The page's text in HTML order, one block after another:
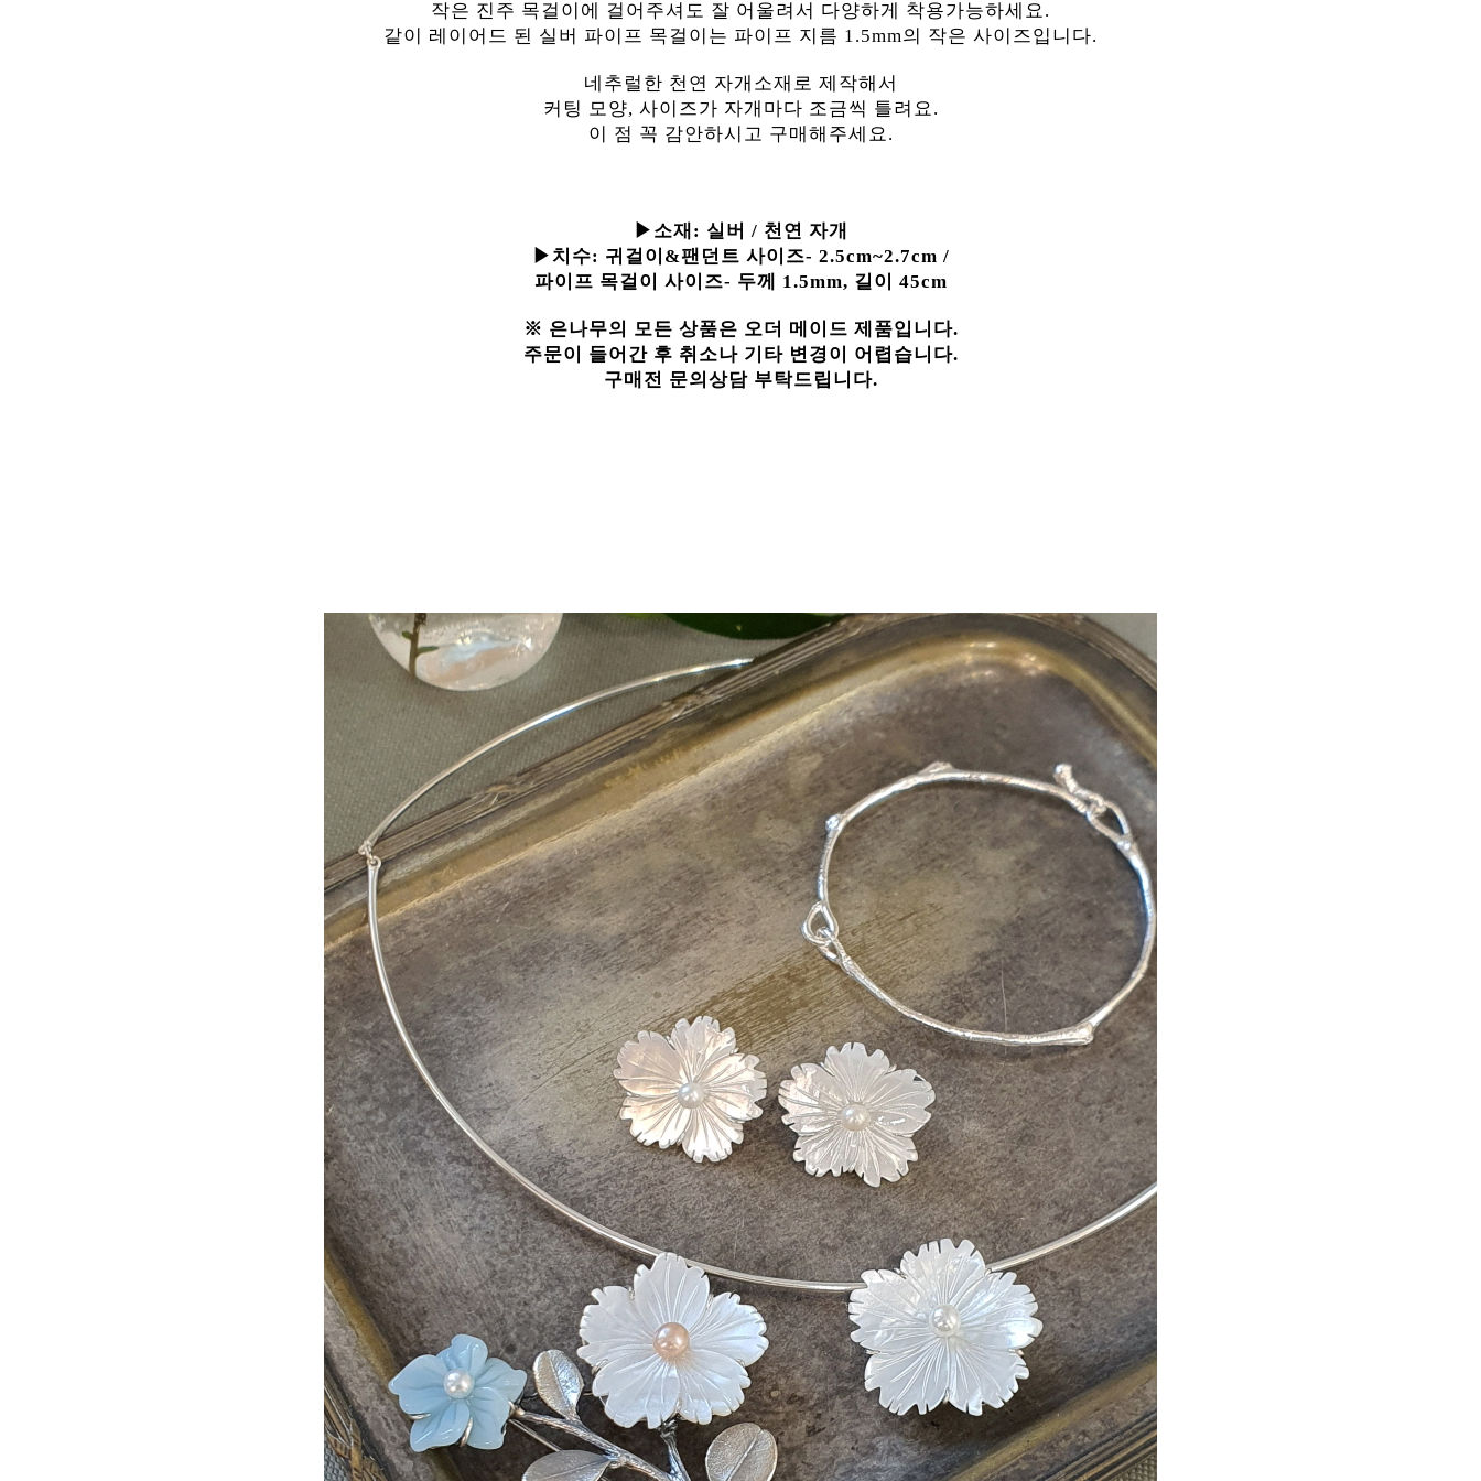
작은 진주 목걸이에 걸어주셔도 잘 어울려서 다양하게 착용가능하세요.
같이 레이어드 된 실버 파이프 목걸이는 파이프 지름 1.5mm의 작은 사이즈입니다.
네추럴한 천연 자개소재로 제작해서
커팅 모양, 사이즈가 자개마다 조금씩 틀려요.
이 점 꼭 감안하시고 구매해주세요.
▶소재: 실버 / 천연 자개
▶치수: 귀걸이&팬던트 사이즈- 2.5cm~2.7cm /
파이프 목걸이 사이즈- 두께 1.5mm, 길이 45cm
※ 은나무의 모든 상품은 오더 메이드 제품입니다.
주문이 들어간 후 취소나 기타 변경이 어렵습니다.
구매전 문의상담 부탁드립니다.